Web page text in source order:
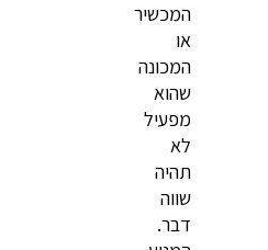
המכשיר
או
המכונה
שהוא
מפעיל
לא
תהיה
שווה
דבר.